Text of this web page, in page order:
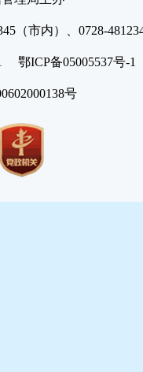
（市内）、0728-
鄂ICP备05005537号
号